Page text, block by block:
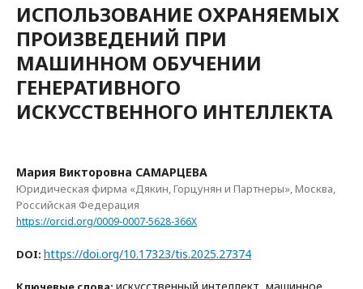
ИСПОЛЬЗОВАНИЕ ОХРАНЯЕМЫХ
ПРОИЗВЕДЕНИЙ ПРИ
МАШИННОМ ОБУЧЕНИИ
ГЕНЕРАТИВНОГО
ИСКУССТВЕННОГО ИНТЕЛЛЕКТА
Мария Викторовна САМАРЦЕВА
Юридическая фирма «Дякин, Горцунян и Партнеры», Москва,
Российская Федерация
https://orcid.org/0009-0007-5628-366X
DOI: https://doi.org/10.17323/tis.2025.27374